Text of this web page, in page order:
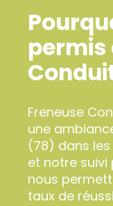
permis
Freneuse
une
(78) dans
et notre suivi
nous
taux de